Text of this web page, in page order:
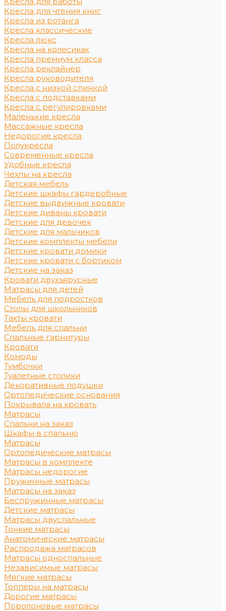
Кресла для чтения книг
Кресла из ротанга
Кресла классические
Кресла люкс
Кресла на колесиках
Кресла премиум класса
Кресла реклайнер
Кресла руководителя
Кресла с низкой спинкой
Кресла с подставками
Кресла с регулировками
Маленькие кресла
Массажные кресла
Недорогие кресла
Полукресла
Современные кресла
Удобные кресла
Чехлы на кресла
Детская мебель
Детские шкафы гардеробные
Детские выдвижные кровати
Детские диваны кровати
Детские для девочек
Детские для мальчиков
Детские комплекты мебели
Детские кровати домики
Детские кровати с бортиком
Детские на заказ
Кровати двухъярусные
Матрасы для детей
Мебель для подростков
Столы для школьников
Тахты кровати
Мебель для спальни
Спальные гарнитуры
Кровати
Комоды
Тумбочки
Туалетные столики
Декоративные подушки
Ортопедические основания
Покрывала на кровать
Матрасы
Спальни на заказ
Шкафы в спальню
Матрасы
Ортопедические матрасы
Матрасы в комплекте
Матрасы недорогие
Пружинные матрасы
Матрасы на заказ
Беспружинные матрасы
Детские матрасы
Матрасы двуспальные
Тонкие матрасы
Анатомические матрасы
Распродажа матрасов
Матрасы односпальные
Независимые матрасы
Мягкие матрасы
Топперы на матрасы
Дорогие матрасы
Поролоновые матрасы